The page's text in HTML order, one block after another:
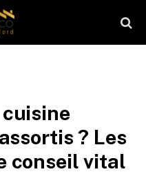
? Les
conseil vital